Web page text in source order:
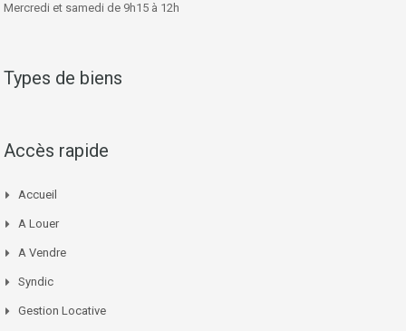
Mercredi et samedi de 9h15 à 12h
Types de biens
Accès rapide
Accueil
A Louer
A Vendre
Syndic
Gestion Locative